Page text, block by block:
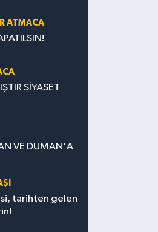
ATMACA
SİYASET
VE DUMAN'A
tarihten gelen